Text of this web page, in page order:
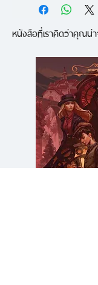
เมืองใหญ่ มีกระ
คาเฟ่ต้อนรับลูกค้า
ตัวอยู่ท่ามกลาง
ขนาดกะทัดรัดแห่
โด” เป็นชื่อที่ได้แ
“นกโดโด” ที่เค
ได้ สูญพันธุ์ไปน
ส่วนฉายาของ
หนังสือที่เราคิดว่าคุณน่